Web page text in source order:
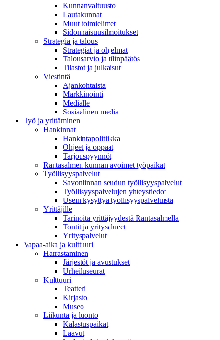
Kunnanvaltuusto
Lautakunnat
Muut toimielimet
Sidonnaisuusilmoitukset
Strategia ja talous
Strategiat ja ohjelmat
Talousarvio ja tilinpäätös
Tilastot ja julkaisut
Viestintä
Ajankohtaista
Markkinointi
Medialle
Sosiaalinen media
Työ ja yrittäminen
Hankinnat
Hankintapolitiikka
Ohjeet ja oppaat
Tarjouspyynnöt
Rantasalmen kunnan avoimet työpaikat
Työllisyyspalvelut
Savonlinnan seudun työllisyyspalvelut
Työllisyyspalvelujen yhteystiedot
Usein kysyttyä työllisyyspalveluista
Yrittäjille
Tarinoita yrittäjyydestä Rantasalmella
Tontit ja yritysalueet
Yrityspalvelut
Vapaa-aika ja kulttuuri
Harrastaminen
Järjestöt ja avustukset
Urheiluseurat
Kulttuuri
Teatteri
Kirjasto
Museo
Liikunta ja luonto
Kalastuspaikat
Laavut